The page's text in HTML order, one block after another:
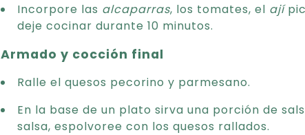
Incorpore las alcaparras, los tomates, el ají
deje cocinar durante 10 minutos.
Armado y cocción final
Ralle el quesos pecorino y parmesano.
En la base de un plato sirva una porción de
salsa, espolvoree con los quesos rallados.